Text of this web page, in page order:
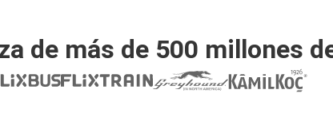
de más de 500 millones